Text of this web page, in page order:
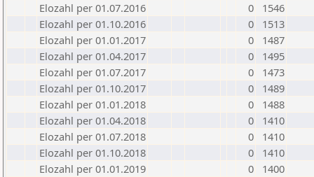
Elozahl per 01.07.2016
0
1546
Elozahl per 01.10.2016
0
1513
Elozahl per 01.01.2017
0
1487
Elozahl per 01.04.2017
0
1495
Elozahl per 01.07.2017
0
1473
Elozahl per 01.10.2017
0
1489
Elozahl per 01.01.2018
0
1488
Elozahl per 01.04.2018
0
1410
Elozahl per 01.07.2018
0
1410
Elozahl per 01.10.2018
0
1410
Elozahl per 01.01.2019
0
1400